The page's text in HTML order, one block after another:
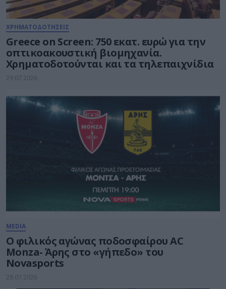
ΧΡΗΜΑΤΟΔΟΤΗΣΕΙΣ
Greece on Screen: 750 εκατ. ευρώ για την
οπτικοακουστική βιομηχανία.
Χρηματοδοτούνται και τα τηλεπαιχνίδια
29.07.2026
MEDIA
Ο φιλικός αγώνας ποδοσφαίρου AC
Monza- Άρης στο «γήπεδο» του
Novasports
28.07.2026